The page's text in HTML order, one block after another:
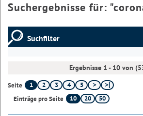
Suchergebnisse für: "
Suchfilter
Ergebnisse 1 - 10 von
Seite 1 2 3 4
5
Einträge pro Seite
10 20 50